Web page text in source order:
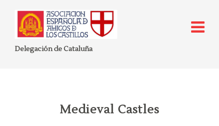
Delegación de Cataluña
Medieval Castles